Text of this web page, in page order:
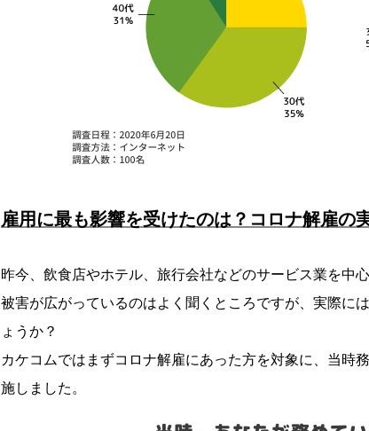
雇用に最も影響を受けたのは？コロナ解雇の
昨今、飲食店やホテル、旅行会社などのサービス業を中
被害が広がっているのはよく聞くところですが、実際に
ょうか？
カケコムではまずコロナ解雇にあった方を対象に、当時
施しました。